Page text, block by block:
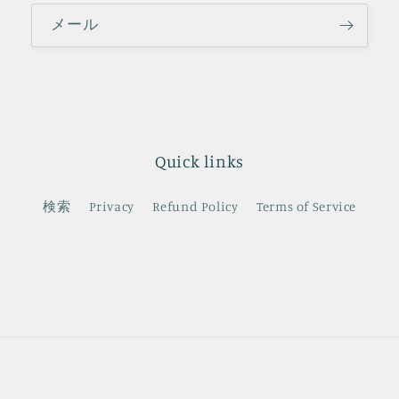
メール
Quick links
検索 Privacy Refund Policy Terms of Service